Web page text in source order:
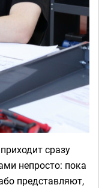
сразу
непросто: пока
представляют,